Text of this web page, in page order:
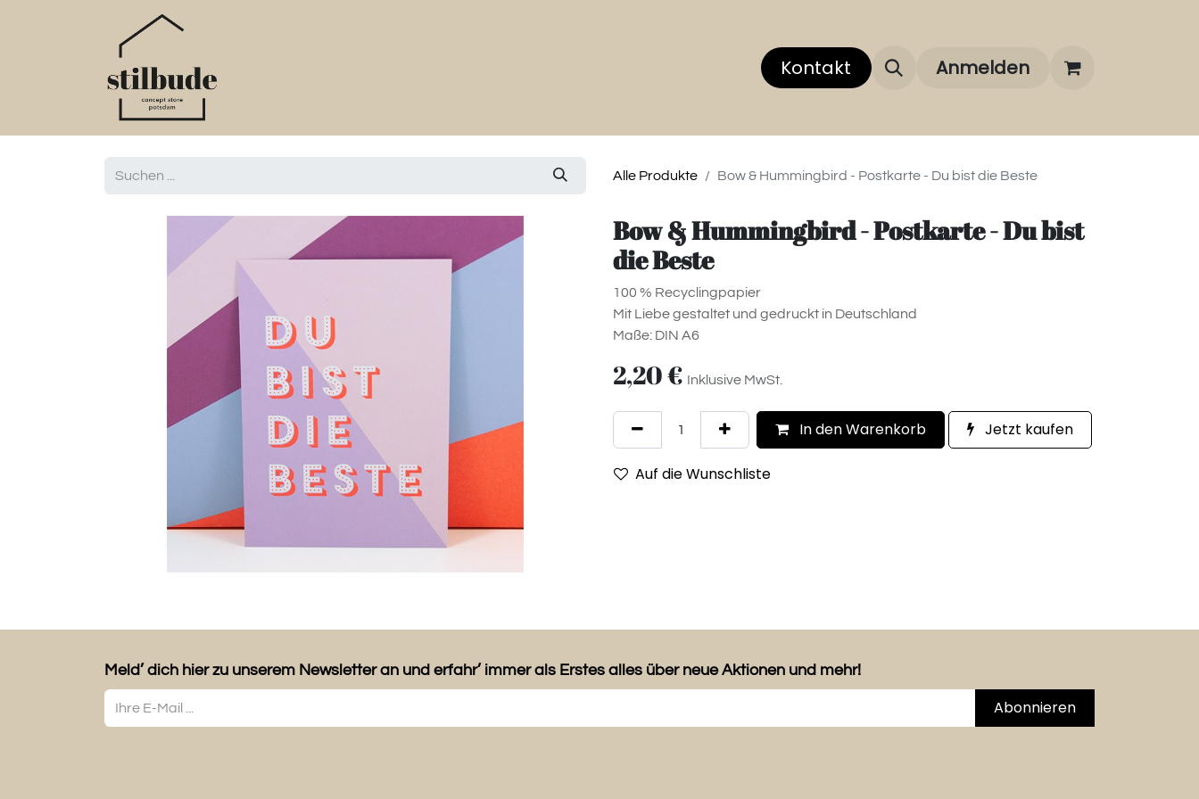
Über uns Über unsere Marken FAQ
Kontakt Anmelden
Alle Produkte Bow & Hummingbird - Postkarte - Du bist die Beste
Bow & Hummingbird - Postkarte - Du bist
die Beste
100 % Recyclingpapier
Mit Liebe gestaltet und gedruckt in Deutschland
Maße: DIN A6
2,20€ Inklusive MwSt.
In den Warenkorb Jetzt kaufen
Auf die Wunschliste
Meld’ dich hier zu unserem Newsletter an und erfahr’ immer als Erstes alles über neue Aktionen und mehr!
Abonnieren